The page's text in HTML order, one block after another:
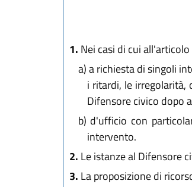
1. Nei casi di cui
a)a richiesta di singoli
i ritardi, le irregolarità,
Difensore civico dopo
b) d'ufficio con
intervento.
2. Le istanze al Difensore
3. La proposizione di